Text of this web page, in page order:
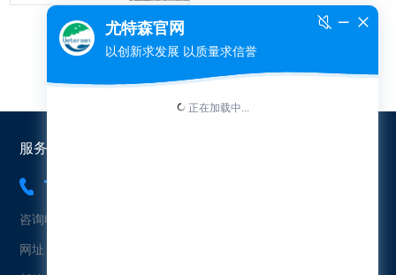
服务热线：
18565454573
咨询电话：18565454573（冯先生）
网址：www.uetersen.cn